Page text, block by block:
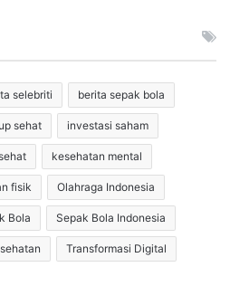
selebriti berita sepak bola
sehat investasi saham
kesehatan mental
fisik Olahraga Indonesia
Bola Sepak Bola Indonesia
Transformasi Digital